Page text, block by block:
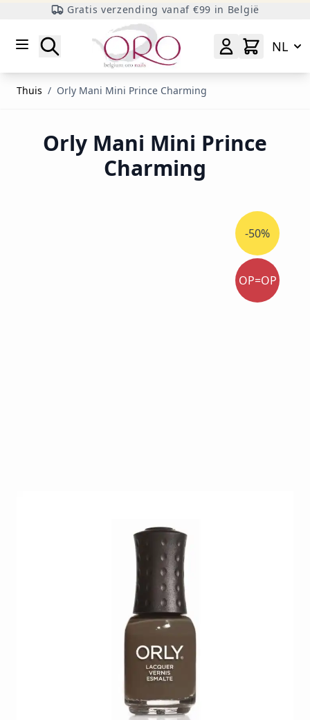
Gratis verzending vanaf €99 in België
Zoeken
NL
Thuis / Orly Mani Mini Prince Charming
Orly Mani Mini Prince
Charming
-50%
OP=OP
Orly mani mini Prince Charming
O-NP-48315
€ 1,70
€ 2,06